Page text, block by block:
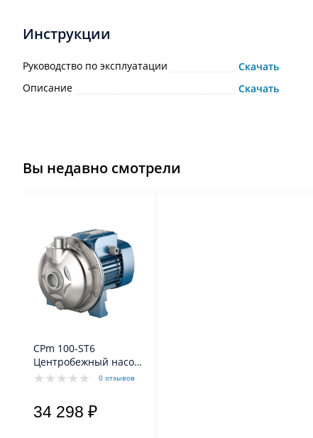
Инструкции
Руководство по эксплуатации
Скачать
Описание
Скачать
Вы недавно смотрели
CPm 100-ST6
Центробежный насос
из нержавеющей
0 отзывов
34 298 ₽